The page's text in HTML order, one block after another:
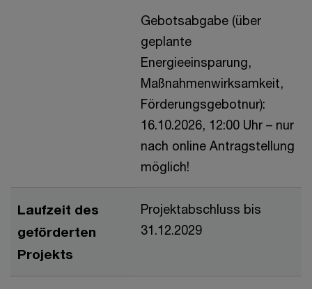
Gebotsabgabe (über
geplante
Energieeinsparung,
Maßnahmenwirksamkeit,
Förderungsgebotnur):
16.10.2026, 12:00 Uhr – nur
nach online Antragstellung
möglich!
Laufzeit des
geförderten
Projekts
Projektabschluss bis
31.12.2029